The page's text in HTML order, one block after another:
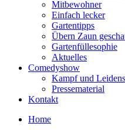
Mitbewohner
Einfach lecker
Gartentipps
Übern Zaun
Gartenfüllesophie
Aktuelles
Comedyshow
Kampf und
Pressematerial
Kontakt
Home